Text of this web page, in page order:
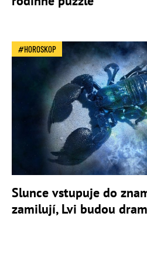
HOROSKOP
Slunce vstupuje do
zamilují, Lvi budou